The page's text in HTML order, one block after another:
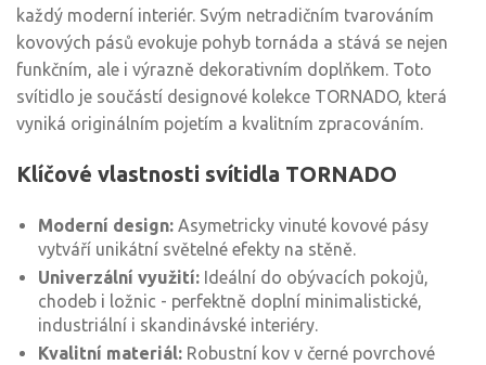
každý moderní interiér. Svým netradičním tvarováním
kovových pásů evokuje pohyb tornáda a stává se nejen
funkčním, ale i výrazně dekorativním doplňkem. Toto
svítidlo je součástí designové kolekce TORNADO, která
vyniká originálním pojetím a kvalitním zpracováním.
Klíčové vlastnosti svítidla TORNADO
Moderní design: Asymetricky vinuté kovové pásy
vytváří unikátní světelné efekty na stěně.
Univerzální využití: Ideální do obývacích pokojů,
chodeb i ložnic - perfektně doplní minimalistické,
industriální i skandinávské interiéry.
Kvalitní materiál: Robustní kov v černé povrchové